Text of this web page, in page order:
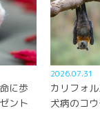
に歩
ント
2026.07.31
カリフォ
犬病のコ